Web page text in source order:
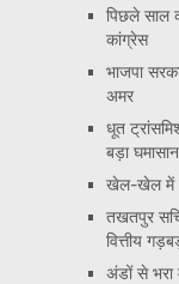
पिछले साल
कांग्रेस
भाजपा
अमर
धूत
बड़ा घमासान
खेल-खेल में
तखतपुर
वित्तीय
अंडों से भरा